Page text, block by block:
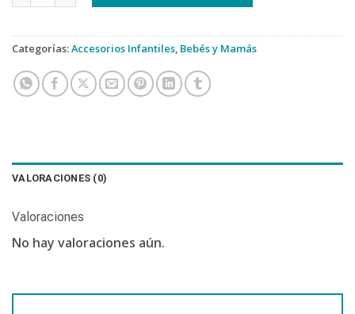
Categorías:Accesorios Infantiles, Bebés y Mamás
VALORACIONES (0)
Valoraciones
No hay valoraciones aún.